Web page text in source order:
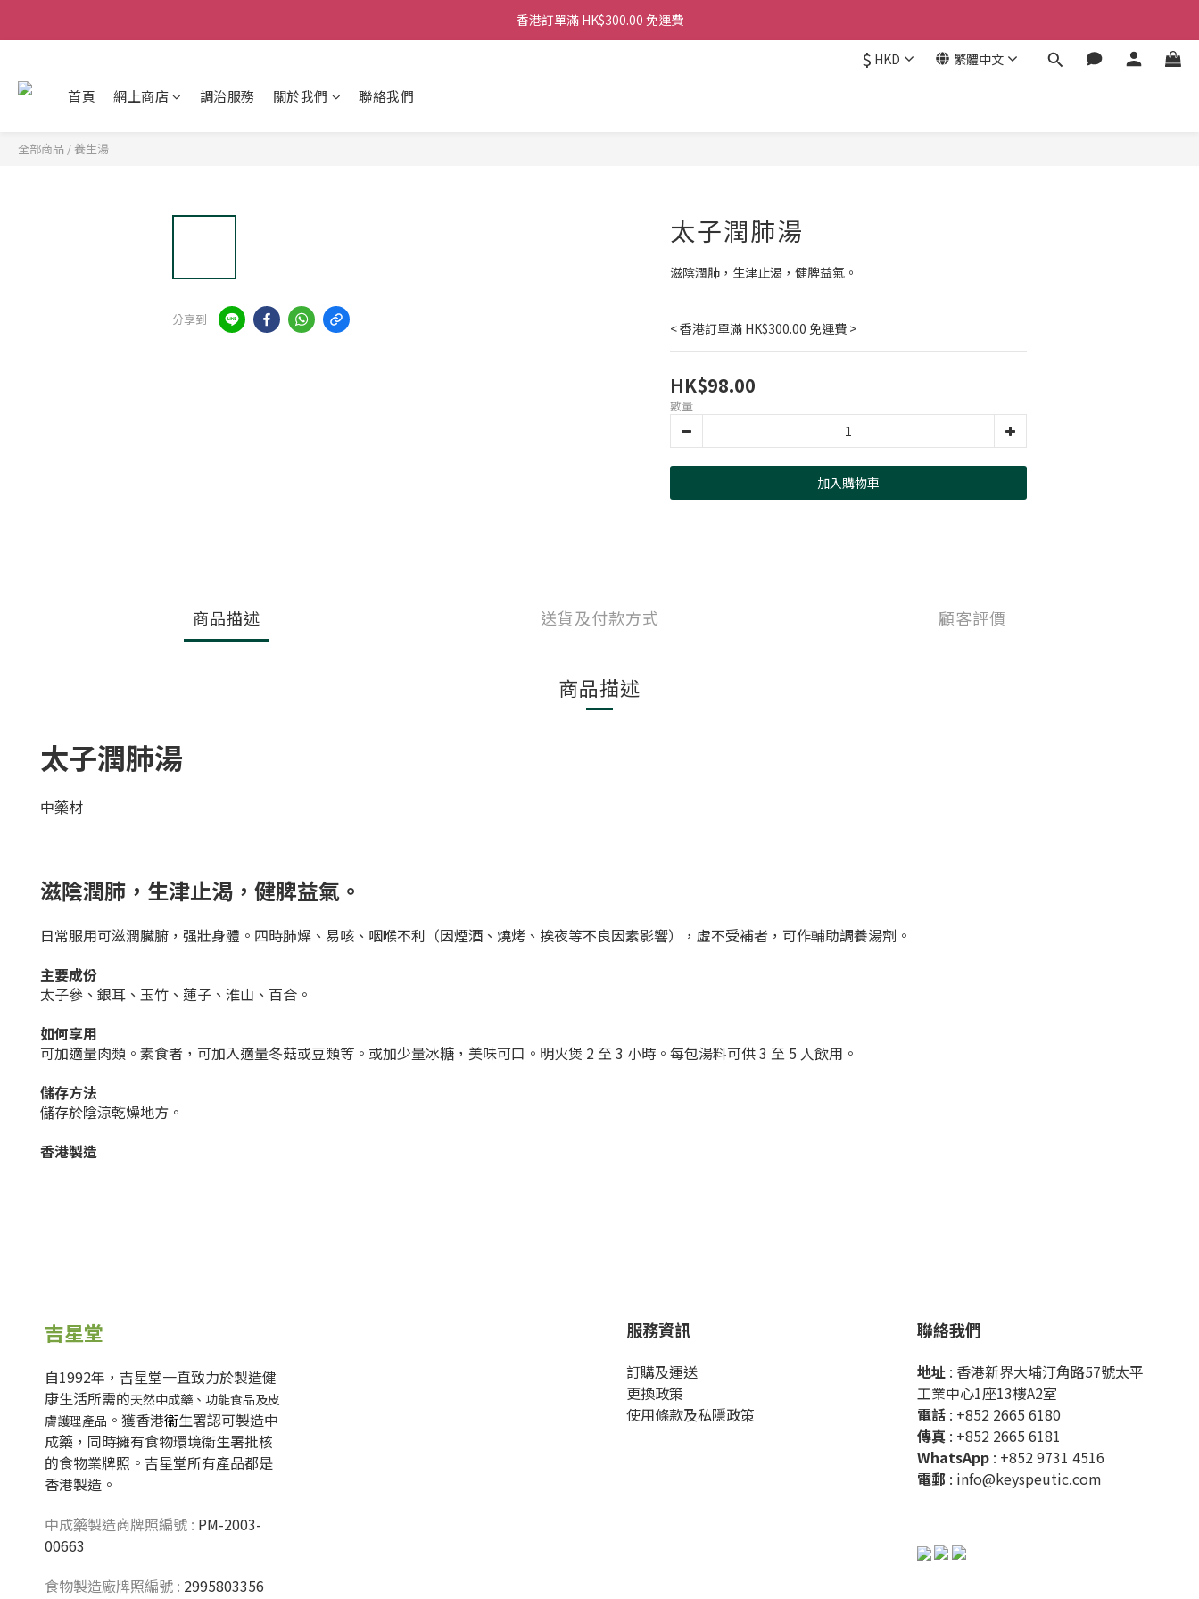
香港訂單滿 HK$300.00 免運費
香港訂單滿 HK$300.00 免運費
$ HKD 繁體中文
首頁 網上商店 調治服務 關於我們 聯絡我們
全部商品 / 養生湯
分享到
太子潤肺湯
滋陰潤肺，生津止渴，健脾益氣。
< 香港訂單滿 HK$300.00 免運費 >
HK$98.00
數量
加入購物車
商品描述 送貨及付款方式 顧客評價
商品描述
太子潤肺湯
中藥材
滋陰潤肺 ， 生津止渴 ， 健脾益氣。
日常服用可滋潤臟腑，强壯身體。四時肺燥、易咳、咽喉不利（因煙酒、燒烤、挨夜等不良因素影響），虛不受補者，可作輔助調養湯劑。
主要成份
太子參、銀耳、玉竹、蓮子、淮山、百合。
如何享用
可加適量肉類。素食者，可加入適量冬菇或豆類等。或加少量冰糖， 美味可口。明火煲 2 至3 小時。每包湯料可供 3 至 5 人飲用。
儲存方法
儲存於陰涼乾燥地方 。
香港製造
吉星堂
自1992年，吉星堂一直致力於製造健
康生活所需的天然中成藥、功能食品及皮
膚護理產品 。獲香港衞生署認可製造中
成藥，同時擁有食物環境衞生署批核
的食物業牌照。吉星堂所有產品都是
香港製造。
中成藥製造商牌照編號 : PM-2003-
00663
食物製造廠牌照編號 : 2995803356
服務資訊
訂購及運送
更換政策
使用條款及私隱政策
聯絡我們
地址 : 香港新界大埔汀角路57號太平
工業中心1座13樓A2室
電話 : +852 2665 6180
傳真 : +852 2665 6181
WhatsApp : +852 9731 4516
電郵 : info@keyspeutic.com